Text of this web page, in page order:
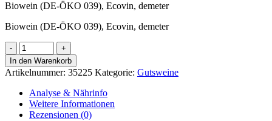
Biowein (DE-ÖKO 039), Ecovin, demeter
Biowein (DE-ÖKO 039), Ecovin, demeter
2025
Pinot
Noir
Rosé
GUTSWEIN
Menge
In den Warenkorb
Artikelnummer: 35225 Kategorie: Gutsweine
Analyse & Nährinfo
Weitere Informationen
Rezensionen (0)